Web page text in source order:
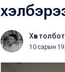
Хөх
10 сарын